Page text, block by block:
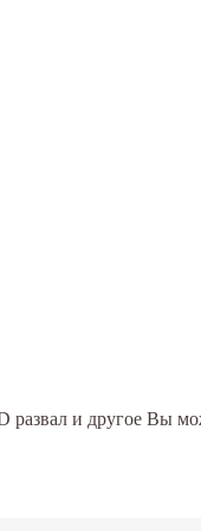
развал и другое